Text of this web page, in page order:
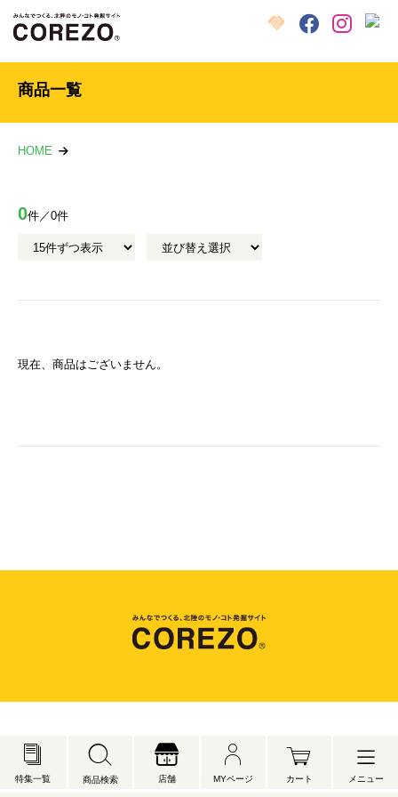
クラウドファンディング
FacebookInstagram
X
特集一覧 商品検索 店舗 MYページ カート メニュー
商品一覧
HOME
0件／0件
現在、商品はございません。